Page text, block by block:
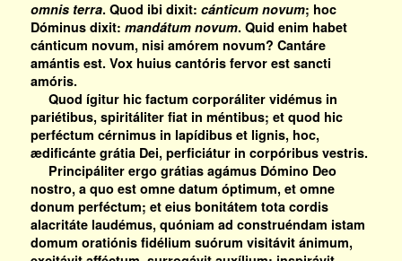
omnis terra. Quod ibi dixit: cánticum novum; hoc
Dóminus dixit: mandátum novum. Quid enim habet
cánticum novum, nisi amórem novum? Cantáre
amántis est. Vox huius cantóris fervor est sancti
amóris.
Quod ígitur hic factum corporáliter vidémus in
pariétibus, spiritáliter fiat in méntibus; et quod hic
perféctum cérnimus in lapídibus et lignis, hoc,
ædificánte grátia Dei, perficiátur in corpóribus vestris.
Principáliter ergo grátias agámus Dómino Deo
nostro, a quo est omne datum óptimum, et omne
donum perféctum; et eius bonitátem tota cordis
alacritáte laudémus, quóniam ad construéndam istam
domum oratiónis fidélium suórum visitávit ánimum,